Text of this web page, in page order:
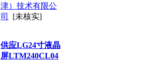
津）技术有限公
司
[未核实]
供应LG24寸液晶
屏LTM240CL04